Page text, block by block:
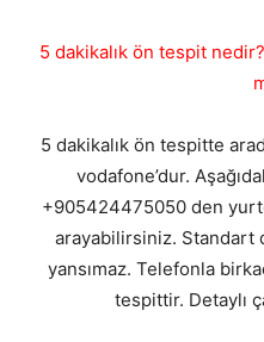
5 dakikalık ön tespit
5 dakikalık ön tespitte
vodafone’dur.
+905424475050 den
arayabilirsiniz. Standart
yansımaz. Telefonla
tespittir. Detaylı